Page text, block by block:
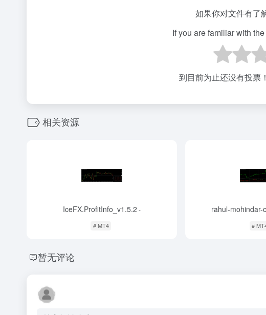
如果你对文件有了
If you are familiar with
到目前为止还没有投票
相关资源
IceFX.ProfitInfo_v1.5.2 -
# MT4
rahul-mohindar-
#
暂无评论